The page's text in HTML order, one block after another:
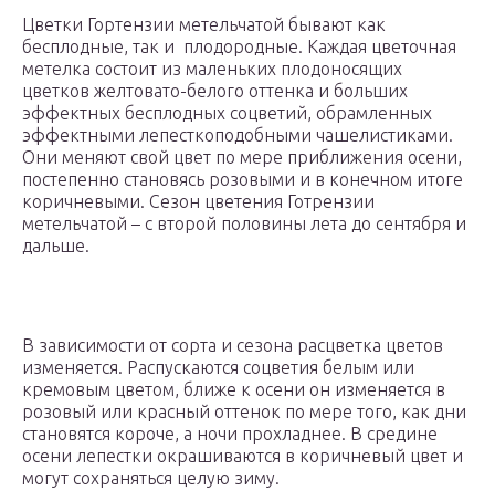
Цветки Гортензии метельчатой бывают как
бесплодные, так и плодородные. Каждая цветочная
метелка состоит из маленьких плодоносящих
цветков желтовато-белого оттенка и больших
эффектных бесплодных соцветий, обрамленных
эффектными лепесткоподобными чашелистиками.
Они меняют свой цвет по мере приближения осени,
постепенно становясь розовыми и в конечном итоге
коричневыми. Сезон цветения Готрензии
метельчатой – с второй половины лета до сентября и
дальше.
В зависимости от сорта и сезона расцветка цветов
изменяется. Распускаются соцветия белым или
кремовым цветом, ближе к осени он изменяется в
розовый или красный оттенок по мере того, как дни
становятся короче, а ночи прохладнее. В средине
осени лепестки окрашиваются в коричневый цвет и
могут сохраняться целую зиму.